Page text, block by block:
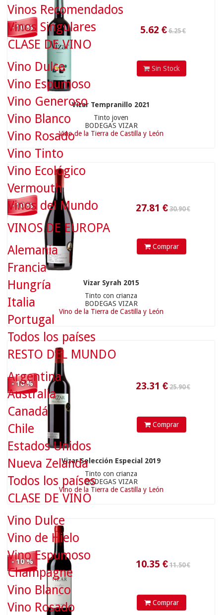
- 10 %
Sin Stock
Vizar Tempranillo 2021
Tinto joven
BODEGAS VIZAR
Vino de la Tierra de Castilla y León
- 10 %
Comprar
Vizar Syrah 2015
Tinto con crianza
BODEGAS VIZAR
Vino de la Tierra de Castilla y León
- 10 %
23.31
Comprar
Vizar Selección Especial 2019
Tinto con crianza
BODEGAS VIZAR
Vino de la Tierra de Castilla y León
- 10 %
10.35
11.50 €
Comprar
Vinos Recomendados
Vinos Singulares
CLASE DE VINO
Vino Dulce
Vino Espumoso
Vino Generoso
Vino Blanco
Vino Rosado
Vino Tinto
Vino Ecológico
Vermouth
Vinos del Mundo
VINOS DE EUROPA
Alemania
Francia
Hungría
Italia
Portugal
Todos los países
RESTO DEL MUNDO
Argentina
Australia
Canadá
Chile
Estados Unidos
Nueva Zelanda
Todos los países
CLASE DE VINO
Vino Dulce
Vino de Hielo
Vino Espumoso
Champagne
Vino Blanco
Vino Rosado